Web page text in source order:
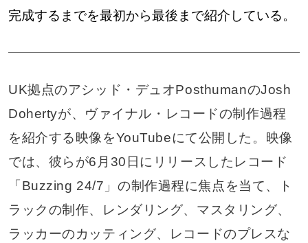
完成するまでを最初から最後まで紹介している。
UK拠点のアシッド・デュオPosthumanのJosh
Dohertyが、ヴァイナル・レコードの制作過程
を紹介する映像をYouTubeにて公開した。映像
では、彼らが6月30日にリリースしたレコード
「Buzzing 24/7」の制作過程に焦点を当て、ト
ラックの制作、レンダリング、マスタリング、
ラッカーのカッティング、レコードのプレスな